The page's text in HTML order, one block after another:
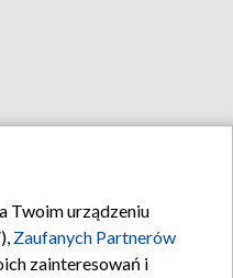
Twoim urządzeniu
Zaufanych Partnerów
zainteresowań i